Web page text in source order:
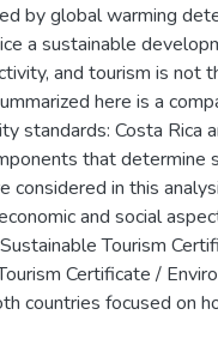
by global warming
a sustainable
and tourism is not
here is a
standards: Costa Rica
that determine
in this
and social
Tourism
Certificate /
countries focused on